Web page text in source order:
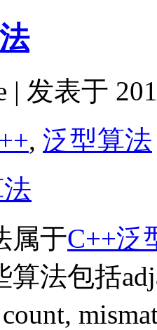
| 发表于
, 泛型算法
属于C++泛
法包括